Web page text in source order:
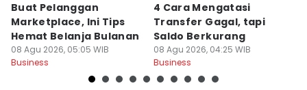
Buat Pelanggan
Marketplace, Ini Tips
Hemat Belanja Bulanan
08 Agu 2026, 05:05 WIB
Business
4 Cara Mengatasi
Transfer Gagal, tapi
Saldo Berkurang
08 Agu 2026, 04:25 WIB
Business